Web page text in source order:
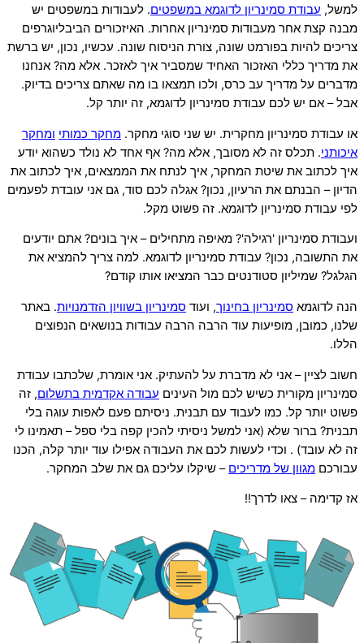
למשל, עבודת סמינריון לדוגמא במשפטים. לעבודות במשפטים יש
מבנה קצת אחר מעבודות סמינריון אחרות. האיזכורים הביבליוגרפים
צריכים להיות בפורמט שונה, צורת הניסוח שונה. עכשיו, נכון, יש ברשת
את מדריך כללי האזכור האחיד שמסביר איך לאזכר. אלא מה? אנחנו
מדברים על מדריך עב כרס, ולכו תמצאו בו מה שאתם צריכים בדיוק.
אבל – אם יש לכם עבודת סמינריון לדוגמא, זה יותר קל.
או עבודת סמינריון מחקרית. יש שני סוגי מחקר. מחקר כמותי ומחקר
איכותני. תכלס זה לא מסובך, אלא מה? אף אחד לא נולד כשהוא יודע
איך לכתוב את שיטת המחקר, איך לנתח את הממצאים, איך לכתוב את
הדיון – הבנתם את הרעיון, נכון? אגלה לכם סוד, גם אני עובדת לפעמים
לפי עבודת סמינריון לדוגמא. זה פשוט מקל.
ועבודת סמינריון 'רגילה'? מאיפה מתחילים – איך בונים? אתם יודעים
את התשובה, נכון? עבודת סמינריון לדוגמא. למה צריך להמציא את
הגלגל? שמיליון סטודנטים כבר המציאו אותו קודם?
הנה לדוגמא סמינריון בחינוך, ועוד סמינריון בשוויון הזדמנויות. באתר
שלנו, כמובן, מופיעות עוד הרבה הרבה עבודות בנושאים הנפוצים
הללו.
חשוב לציין – אני לא מדברת על להעתיק. אני אומרת, שלכתבו עבודת
סמינריון מקורית כשיש לכם מול העינים עבודה אקדמית בתשלום, זה
פשוט יותר קל. כמו לעבוד עם תבנית. ניסיתם פעם לאפות עוגה בלי
תבנית? ברור שלא (אני למשל ניסיתי להכין קפה בלי ספל – תאמינו לי
זה לא עובד) . וכדי לעשות לכם את העבודה אפילו עוד יותר קלה, הכנו
עבורכם מגוון של מדריכים – שיקלו עליכם גם את שלב המחקר.
אז קדימה – צאו לדרך!!